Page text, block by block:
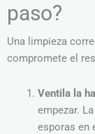
paso?
Una limpieza
compromete el
Ventila la
empezar.
esporas en